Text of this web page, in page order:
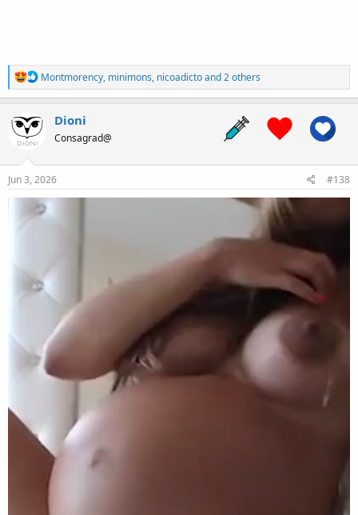
R
e
a
t
n
s
Montmorency, minimons, nicoadictoand 2 others
Dioni
Consagrad@
Jun 3, 2026 #138